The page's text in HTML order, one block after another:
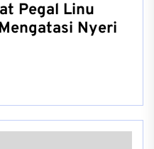
Pegal Linu
Nyeri